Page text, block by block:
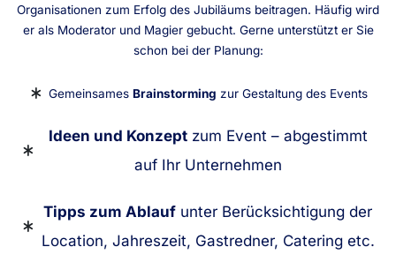
Organisationen zum Erfolg des Jubiläums beitragen. Häufig wird
er als Moderator und Magier gebucht. Gerne unterstützt er Sie
schon bei der Planung:
Gemeinsames Brainstorming zur Gestaltung des Events
Ideen und Konzeptzum Event – abgestimmt
auf Ihr Unternehmen
Tipps zum Ablauf unter Berücksichtigung der
Location, Jahreszeit, Gastredner, Catering etc.